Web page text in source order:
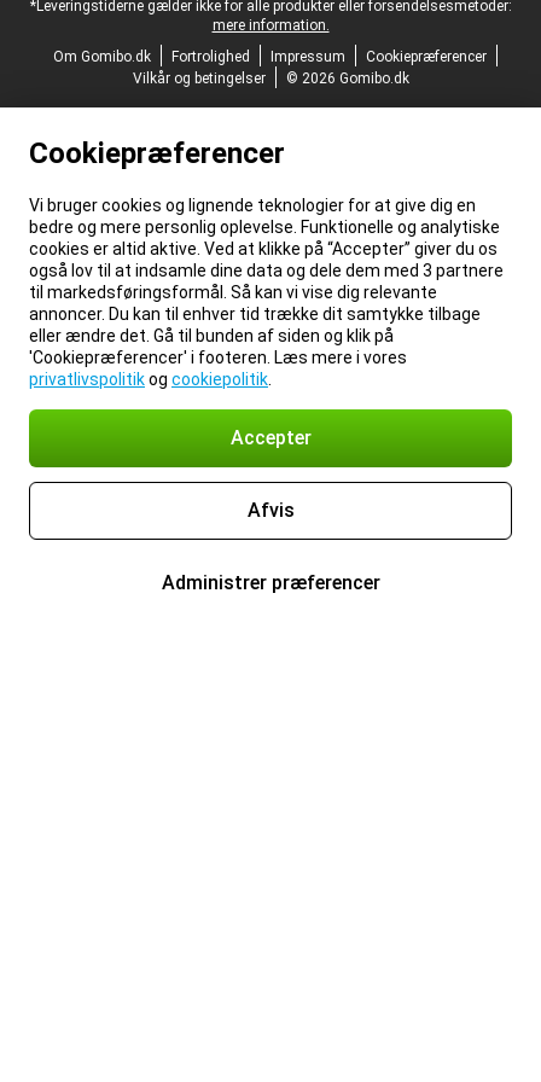
*Leveringstiderne gælder ikke for alle produkter eller forsendelsesmetoder:
mere information.
Om Gomibo.dk
Fortrolighed Impressum
Cookiepræferencer
Vilkår og betingelser
© 2026 Gomibo.dk
Cookiepræferencer
Vi bruger cookies og lignende teknologier for at give dig en
bedre og mere personlig oplevelse. Funktionelle og analytiske
cookies er altid aktive. Ved at klikke på “Accepter” giver du os
også lov til at indsamle dine data og dele dem med 3 partnere
til markedsføringsformål. Så kan vi vise dig relevante
annoncer. Du kan til enhver tid trække dit samtykke tilbage
eller ændre det. Gå til bunden af siden og klik på
'Cookiepræferencer' i footeren. Læs mere i vores
privatlivspolitikog cookiepolitik
Accepter
Afvis
Administrer præferencer